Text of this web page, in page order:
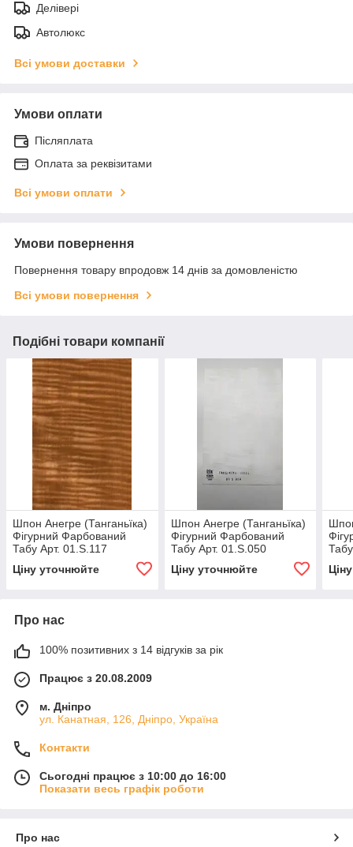
Делівері
Автолюкс
Всі умови доставки
Умови оплати
Післяплата
Оплата за реквізитами
Всі умови оплати
Умови повернення
Повернення товару впродовж 14 днів за домовленістю
Всі умови повернення
Подібні товари компанії
Шпон Анегре (Танганьїка)
Фігурний Фарбований
Табу Арт. 01.S.117
Ціну уточнюйте
Шпон Анегре (Танганьїка)
Фігурний Фарбований
Табу Арт. 01.S.050
Ціну уточнюйте
Про нас
100% позитивних з 14 відгуків за рік
Працює з 20.08.2009
м. Дніпро
ул. Канатная, 126, Дніпро, Україна
Контакти
Сьогодні працює з 10:00 до 16:00
Показати весь графік роботи
Про нас